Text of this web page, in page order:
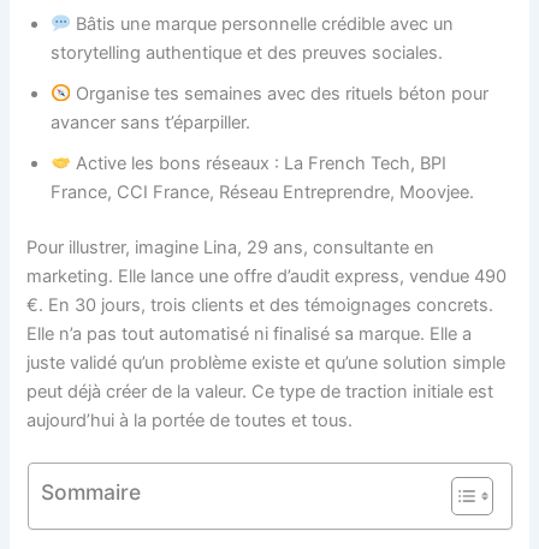
Bâtis une marque personnelle crédible avec un
storytelling authentique et des preuves sociales.
Organise tes semaines avec des rituels béton pour
avancer sans t’éparpiller.
Active les bons réseaux : La French Tech, BPI
France, CCI France, Réseau Entreprendre, Moovjee.
Pour illustrer, imagine Lina, 29 ans, consultante en
marketing. Elle lance une offre d’audit express, vendue 490
€. En 30 jours, trois clients et des témoignages concrets.
Elle n’a pas tout automatisé ni finalisé sa marque. Elle a
juste validé qu’un problème existe et qu’une solution simple
peut déjà créer de la valeur. Ce type de traction initiale est
aujourd’hui à la portée de toutes et tous.
Sommaire